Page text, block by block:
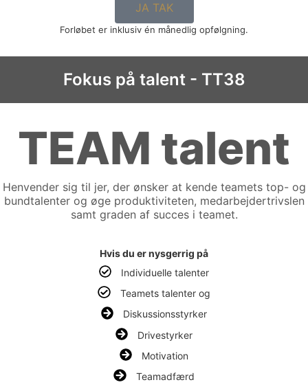
JA TAK
Forløbet er inklusiv én månedlig opfølgning.
Fokus på talent - TT38
TEAM talent
Henvender sig til jer, der ønsker at kende teamets top- og
bundtalenter og øge produktiviteten, medarbejdertrivslen
samt graden af succes i teamet.
Hvis du er nysgerrig på
Individuelle talenter
Teamets talenter og
Diskussionsstyrker
Drivestyrker
Motivation
Teamadfærd